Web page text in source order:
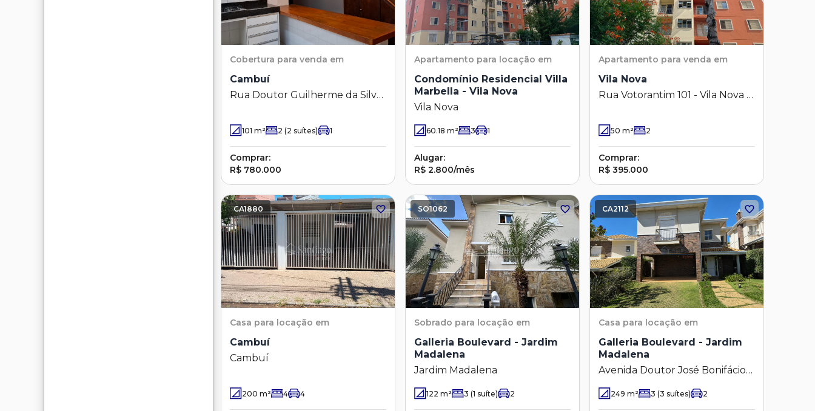
Cobertura para venda em
Cambuí
Rua Doutor Guilherme da Silva
101 m² 2 (2 suítes) 1
Comprar:
R$ 780.000
Apartamento para locação em
Condomínio Residencial Villa
Marbella - Vila Nova
Vila Nova
60.18 m² 3 1
Alugar:
R$ 2.800/mês
Apartamento para venda em
Vila Nova
Rua Votorantim 101 - Vila Nova -
50 m² 2
Comprar:
R$ 395.000
CA1880
Casa para locação em
Cambuí
Cambuí
200 m² 4 4
SO1062
Sobrado para locação em
Galleria Boulevard - Jardim
Madalena
Jardim Madalena
122 m² 3 (1 suíte) 2
CA2112
Casa para locação em
Galleria Boulevard - Jardim
Madalena
Avenida Doutor José Bonifácio
Coutinho Nogueira - Jardim
Madalena
249 m² 3 (3 suítes) 2